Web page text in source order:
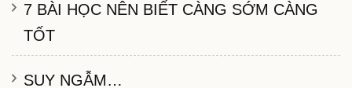
7 BÀI HỌC NÊN BIẾT CÀNG SỚM CÀNG
TỐT
SUY NGẪM…